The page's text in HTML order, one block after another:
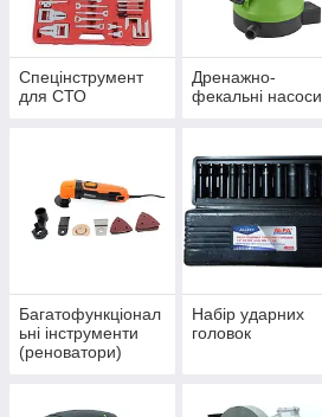
Спецінструмент
для СТО
Дренажно-
фекальні насоси
Багатофункціонал
ьні інструменти
(реноватори)
Набір ударних
головок